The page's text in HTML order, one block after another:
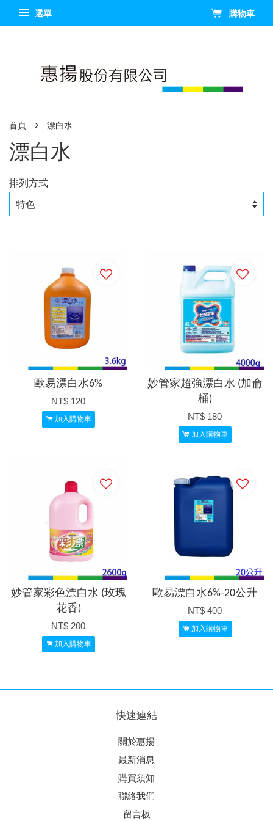
選單 購物車
首頁 › 漂白水
漂白水
排列方式
歐易漂白水6%
NT$ 120
加入購物車
妙管家超強漂白水 (加侖
桶)
NT$ 180
加入購物車
妙管家彩色漂白水 (玫瑰
花香)
NT$ 200
加入購物車
歐易漂白水6%-20公升
NT$ 400
加入購物車
快速連結
關於惠揚
最新消息
購買須知
聯絡我們
留言板